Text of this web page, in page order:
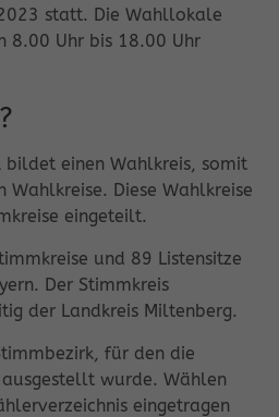
statt. Die Wahllokale
8.00 Uhr bis 18.00 Uhr
bildet einen Wahlkreis, somit
Wahlkreise. Diese Wahlkreise
eingeteilt.
und 89 Listensitze
Der Stimmkreis
der Landkreis Miltenberg.
für den die
wurde. Wählen
eingetragen